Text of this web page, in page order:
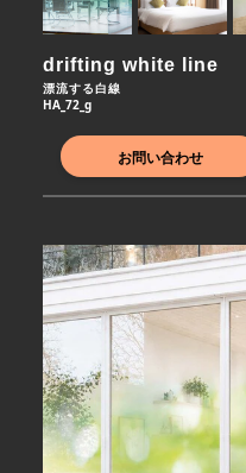
drifting white line
漂流する白線
HA_72_g
お問い合わせ